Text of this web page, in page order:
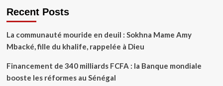
Recent Posts
La communauté mouride en deuil : Sokhna Mame Amy
Mbacké, fille du khalife, rappelée à Dieu
Financement de 340 milliards FCFA : la Banque mondiale
booste les réformes au Sénégal